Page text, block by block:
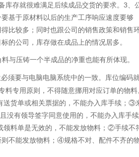
库存就很难满足后续成品交货的要求。3、
基于原材料以后的生产工序响应速度要够
比较多；同时也跟公司的销售政策和销售
的公司，库存做在成品上的情况居多。
与压铸一个半成品的净重也能有所体现。
须要与电脑电脑系统中的一致。库位编码
专用原则，不得随意挪用对应订单的物料
货单或相关票据的，不能办入库手续；③
有领导签字同意使用的，不能办入库手续
料单是无效的，不能发放物料；②手续不
不能发放物料；④规格不对、配件不齐的